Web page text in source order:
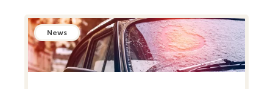
News